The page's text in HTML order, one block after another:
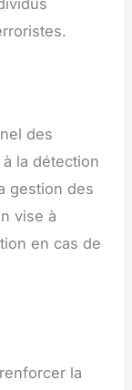
des
la détection
gestion des
vise à
en cas de
la